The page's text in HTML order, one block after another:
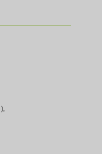
),